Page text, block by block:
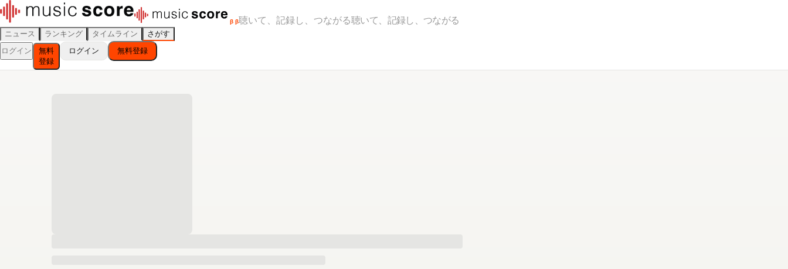
β β聴いて、記録し、つながる聴いて、記録し、つながる
ニュース ランキング タイムライン
さがす
ログイン
無料
登録
ログイン 無料登録